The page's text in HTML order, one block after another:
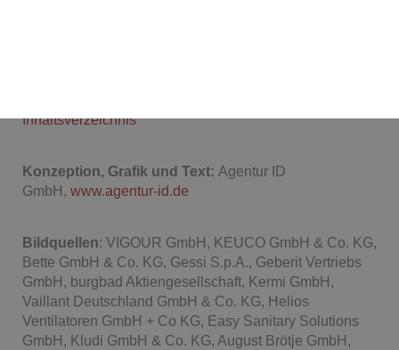
Inhaltsverzeichnis
Konzeption, Grafik und Text: Agentur ID
GmbH, www.agentur-id.de
Bildquellen: VIGOUR GmbH, KEUCO GmbH & Co. KG,
Bette GmbH & Co. KG, Gessi S.p.A., Geberit Vertriebs
GmbH, burgbad Aktiengesellschaft, Kermi GmbH,
Vaillant Deutschland GmbH & Co. KG, Helios
Ventilatoren GmbH + Co KG, Easy Sanitary Solutions
GmbH, Kludi GmbH & Co. KG, August Brötje GmbH,